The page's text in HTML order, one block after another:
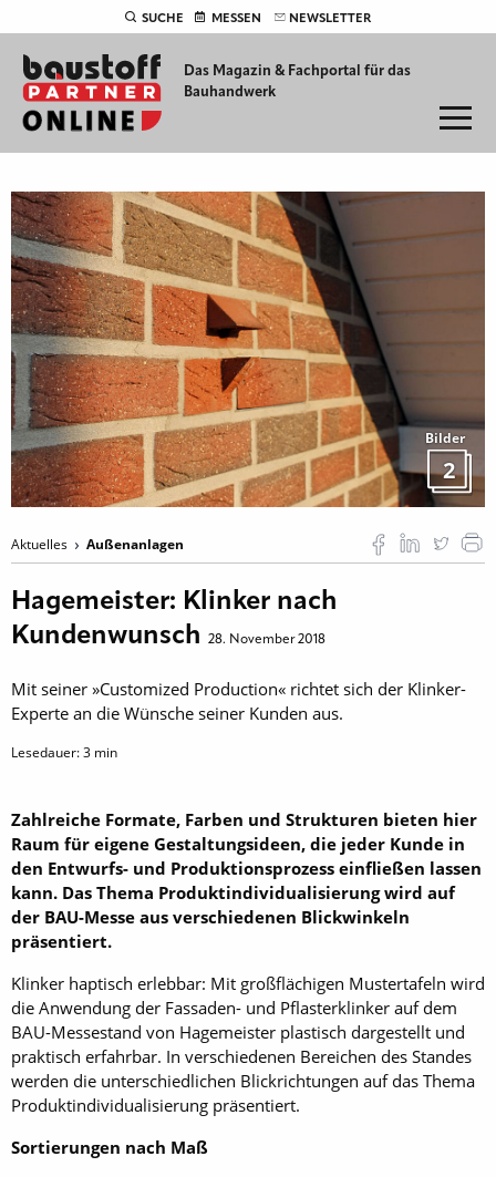
SUCHE MESSEN NEWSLETTER
Das Magazin & Fachportal für das
Bauhandwerk
Bilder
2
Aktuelles Außenanlagen
Hagemeister: Klinker nach
Kundenwunsch
28. November 2018
Mit seiner »Customized Production« richtet sich der Klinker-
Experte an die Wünsche seiner Kunden aus.
Lesedauer:3 min
Zahlreiche Formate, Farben und Strukturen bieten hier
Raum für eigene Gestaltungsideen, die jeder Kunde in
den Entwurfs- und Produktionsprozess einfließen lassen
kann. Das Thema Produktindividualisierung wird auf
der BAU-Messe aus ­verschiedenen Blickwinkeln
präsentiert.
Klinker haptisch erlebbar: Mit großflächigen Mustertafeln wird
die Anwendung der Fassaden- und Pflasterklinker auf dem
BAU-Messestand von Hagemeister plastisch dargestellt und
praktisch erfahrbar. In verschiedenen Bereichen des Standes
werden die unterschiedlichen Blickrichtungen auf das Thema
Produktindividualisierung präsentiert.
Sortierungen nach Maß